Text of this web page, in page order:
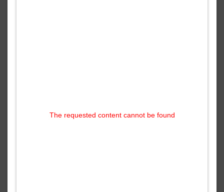
The requested content cannot be found